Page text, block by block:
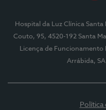
Hospital da Luz Clínica Santa
Couto, 95, 4520-192 Santa
Licença de Funcionamento
Arrábida, SA
Política